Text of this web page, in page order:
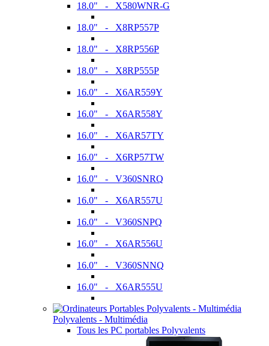
18.0" - X580WNR-G
18.0" - X8RP557P
18.0" - X8RP556P
18.0" - X8RP555P
16.0" - X6AR559Y
16.0" - X6AR558Y
16.0" - X6AR57TY
16.0" - X6RP57TW
16.0" - V360SNRQ
16.0" - X6AR557U
16.0" - V360SNPQ
16.0" - X6AR556U
16.0" - V360SNNQ
16.0" - X6AR555U
Polyvalents - Multimédia
Tous les PC portables Polyvalents